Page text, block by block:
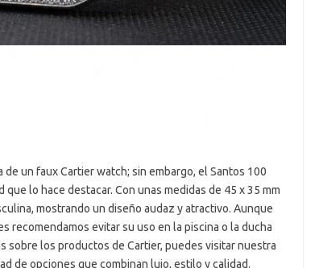
un faux Cartier watch; sin embargo, el Santos 100
lo hace destacar. Con unas medidas de 45 x 35 mm
mostrando un diseño audaz y atractivo. Aunque
recomendamos evitar su uso en la piscina o la ducha
sobre los productos de Cartier, puedes visitar nuestra
de opciones que combinan lujo, estilo y calidad.